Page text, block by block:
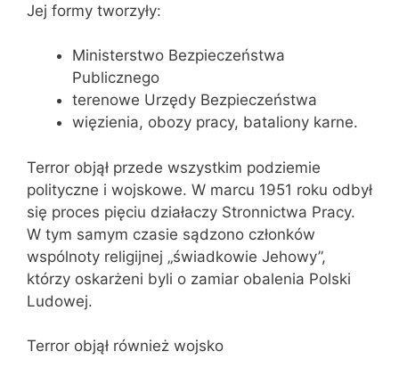
Jej formy tworzyły:
Ministerstwo Bezpieczeństwa
Publicznego
terenowe Urzędy Bezpieczeństwa
więzienia, obozy pracy, bataliony karne.
Terror objął przede wszystkim podziemie
polityczne i wojskowe. W marcu 1951 roku odbył
się proces pięciu działaczy Stronnictwa Pracy.
W tym samym czasie sądzono członków
wspólnoty religijnej „świadkowie Jehowy”,
którzy oskarżeni byli o zamiar obalenia Polski
Ludowej.
Terror objął również wojsko